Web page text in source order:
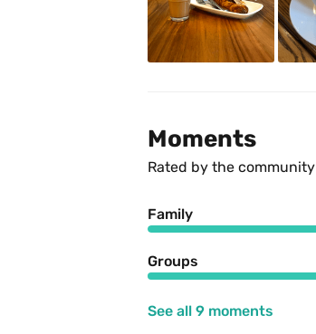
Moments
Rated by the community
Family
Groups
See all 9 moments